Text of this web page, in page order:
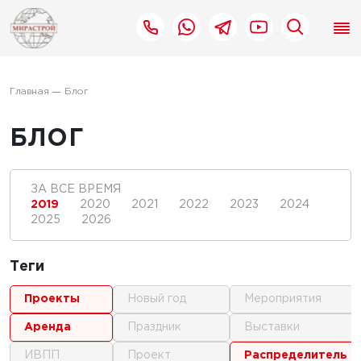
Главная Блог
БЛОГ
ЗА ВСЕ ВРЕМЯ
2019
2020 2021 2022 2023
2024
2025
2026
Теги
проекты
аренда
ИВПП
новый год
праздник
проект
мероприятия
выставки
распределитель